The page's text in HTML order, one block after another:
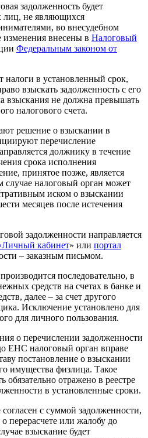
задолженность будет
лиц, не являющихся
во внесудебном
внесены в Налоговый
Федеральным законом от
налоги в установленный срок,
взыскать задолженность с его
взыскания не должна превышать
налогового счета.
решение о взыскании в
перечисление
должнику в течение
срока исполнения
принятое позже, является
случае налоговый орган может
иском о взыскании
месяцев после истечения
задолженности направляется
кабинет» или портал
– заказным письмом.
последовательно, в
средств на счетах в банке и
далее – за счет другого
Исключение установлено для
для личного пользования.
о перечислении задолженности
ЕНС налоговый орган вправе
постановление о взыскании
имущества физлица. Такое
отражено в реестре
в установленные сроки.
с суммой задолженности,
перерасчете или жалобу до
взыскание будет